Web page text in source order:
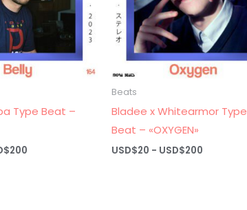
Type Beat –
200
Beats
Bladee x Whitearmor Type
Beat – «OXYGEN»
USD$20 - USD$200